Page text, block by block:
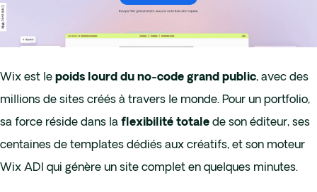
Wix est le poids lourd du no-code grand public, avec des
millions de sites créés à travers le monde. Pour un portfolio,
sa force réside dans la flexibilité totale de son éditeur, ses
centaines de templates dédiés aux créatifs, et son moteur
Wix ADI qui génère un site complet en quelques minutes.